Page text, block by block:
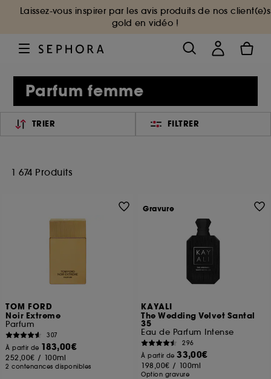
Laissez-vous inspirer par les avis produits de nos client(e)s
gold en vidéo !
Parfum femme
TRIER FILTRER
1 674 Produits
TOM FORD
Noir Extreme
Parfum
307
À partir de 183,00€
252,00€ / 100ml
2 contenances disponibles
KAYALI
The Wedding Velvet Santal
35
Eau de Parfum Intense
296
À partir de33,00€
198,00€ / 100ml
Option gravure
Gravure